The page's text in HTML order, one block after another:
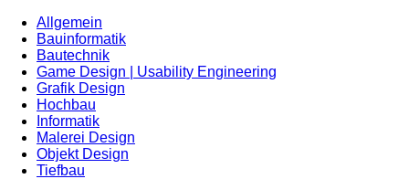
Allgemein
Bauinformatik
Bautechnik
Game Design | Usability Engineering
Grafik Design
Hochbau
Informatik
Malerei Design
Objekt Design
Tiefbau